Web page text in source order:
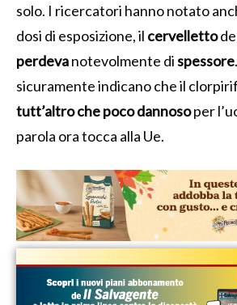
solo. I ricercatori hanno notato
dosi di esposizione, il cervelletto
perdevanotevolmente dispessore
sicuramente indicano che il
tutt’altro che poco dannosoper
parola ora tocca alla Ue.